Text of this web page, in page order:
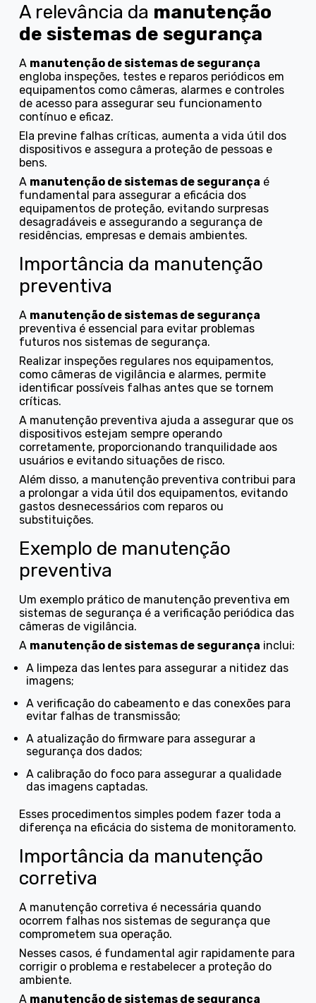
A relevância da manutenção
de sistemas de segurança
A manutenção de sistemas de segurança
engloba inspeções, testes e reparos periódicos em
equipamentos como câmeras, alarmes e controles
de acesso para assegurar seu funcionamento
contínuo e eficaz.
Ela previne falhas críticas, aumenta a vida útil dos
dispositivos e assegura a proteção de pessoas e
bens.
A manutenção de sistemas de segurança é
fundamental para assegurar a eficácia dos
equipamentos de proteção, evitando surpresas
desagradáveis e assegurando a segurança de
residências, empresas e demais ambientes.
Importância da manutenção
preventiva
A manutenção de sistemas de segurança
preventiva é essencial para evitar problemas
futuros nos sistemas de segurança.
Realizar inspeções regulares nos equipamentos,
como câmeras de vigilância e alarmes, permite
identificar possíveis falhas antes que se tornem
críticas.
A manutenção preventiva ajuda a assegurar que os
dispositivos estejam sempre operando
corretamente, proporcionando tranquilidade aos
usuários e evitando situações de risco.
Além disso, a manutenção preventiva contribui para
a prolongar a vida útil dos equipamentos, evitando
gastos desnecessários com reparos ou
substituições.
Exemplo de manutenção
preventiva
Um exemplo prático de manutenção preventiva em
sistemas de segurança é a verificação periódica das
câmeras de vigilância.
A manutenção de sistemas de segurança inclui:
a limpeza das lentes para assegurar a nitidez das
imagens;
a verificação do cabeamento e das conexões para
evitar falhas de transmissão;
a atualização do firmware para assegurar a
segurança dos dados;
a calibração do foco para assegurar a qualidade
das imagens captadas.
Esses procedimentos simples podem fazer toda a
diferença na eficácia do sistema de monitoramento.
Importância da manutenção
corretiva
A manutenção corretiva é necessária quando
ocorrem falhas nos sistemas de segurança que
comprometem sua operação.
Nesses casos, é fundamental agir rapidamente para
corrigir o problema e restabelecer a proteção do
ambiente.
A manutenção de sistemas de segurança